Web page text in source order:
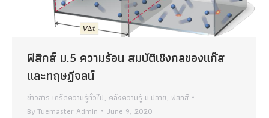
ฟิสิกส์ ม.5 ความร้อน สมบัติเชิงกลของแก๊ส
และทฤษฏีจลน์
ข่าวสาร เกร็ดความรู้ทั่วไป, คลังความรู้ ม.ปลาย, ฟิสิกส์
ByTuemaster Admin June 9, 2020